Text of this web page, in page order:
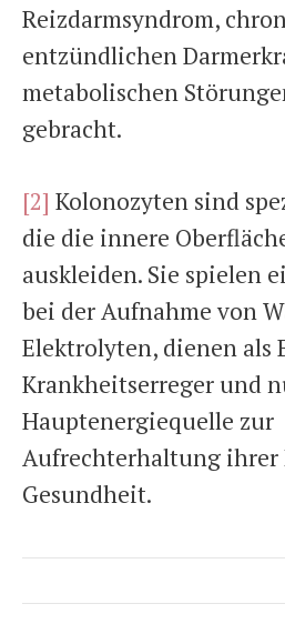
Reizdarmsyndrom,
entzündlichen
metabolischen
gebracht.
[2] Kolonozyten sind
die die innere
auskleiden. Sie spielen
bei der Aufnahme von
Elektrolyten, dienen als
Krankheitserreger und
Hauptenergiequelle zur
Aufrechterhaltung
Gesundheit.